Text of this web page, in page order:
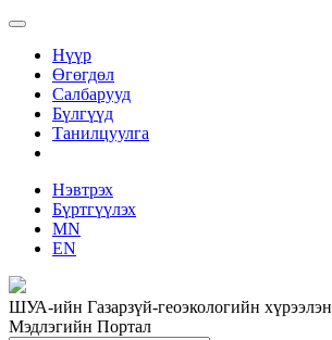
Нүүр
Өгөгдөл
Салбарууд
Бүлгүүд
Танилцуулга
Нэвтрэх
Бүртгүүлэх
MN
EN
ШУА-ийн Газарзүй-геоэкологийн хүрээлэн
Мэдлэгийн Портал